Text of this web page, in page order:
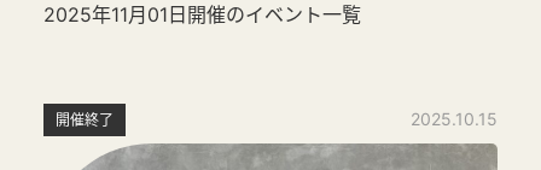
2025年11月01日開催のイベント一覧
開催終了 2025.10.15